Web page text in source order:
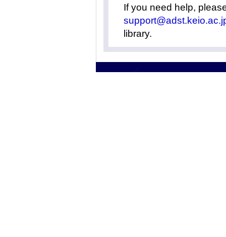
If you need help,
library.